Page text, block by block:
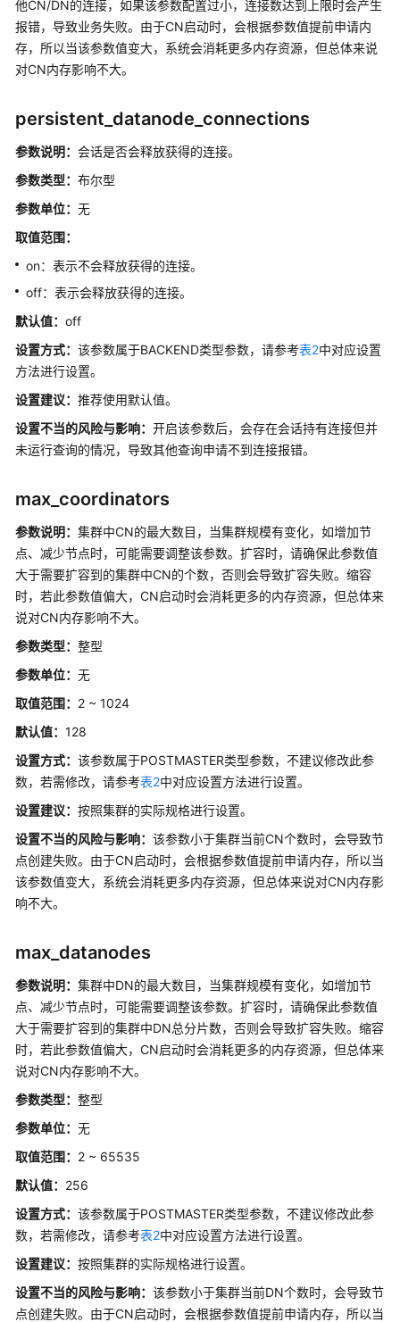
最
佳
实
践
用
自
定
函
数
存
储
过
自
治
务
统
和
系
统
视
图
Schema
置
运
数
查
看
数
置
数
GUC
参
数
说
GUC
说
明
文
件
位
他CN/DN的连接，如果该参数配置过小，连接数达到上限时会产生
报错，导致业务失败。由于CN启动时，会根据参数值提前申请内
存，所以当该参数值变大，系统会消耗更多内存资源，但总体来说
对CN内存影响不大。
persistent_datanode_connections
参数说明： 会话是否会释放获得的连接。
参数类型： 布尔型
参数单位： 无
取值范围：
on：表示不会释放获得的连接。
off：表示会释放获得的连接。
默认值： off
设置方式： 该参数属于BACKEND类型参数，请参考表2中对应设置
方法进行设置。
设置建议： 推荐使用默认值。
设置不当的风险与影响： 开启该参数后，会存在会话持有连接但并
未运行查询的情况，导致其他查询申请不到连接报错。
max_coordinators
参数说明： 集群中CN的最大数目，当集群规模有变化，如增加节
点、减少节点时，可能需要调整该参数。扩容时，请确保此参数值
大于需要扩容到的集群中CN的个数，否则会导致扩容失败。缩容
时，若此参数值偏大，CN启动时会消耗更多的内存资源，但总体来
说对CN内存影响不大。
参数类型： 整型
参数单位： 无
取值范围： 2 ~ 1024
默认值： 128
设置方式： 该参数属于POSTMASTER类型参数，不建议修改此参
数，若需修改，请参考表2中对应设置方法进行设置。
设置建议： 按照集群的实际规格进行设置。
设置不当的风险与影响： 该参数小于集群当前CN个数时，会导致节
点创建失败。由于CN启动时，会根据参数值提前申请内存，所以当
该参数值变大，系统会消耗更多内存资源，但总体来说对CN内存影
响不大。
max_datanodes
参数说明： 集群中DN的最大数目，当集群规模有变化，如增加节
点、减少节点时，可能需要调整该参数。扩容时，请确保此参数值
大于需要扩容到的集群中DN总分片数，否则会导致扩容失败。缩容
时，若此参数值偏大，CN启动时会消耗更多的内存资源，但总体来
说对CN内存影响不大。
参数类型： 整型
参数单位： 无
取值范围： 2 ~ 65535
默认值： 256
设置方式： 该参数属于POSTMASTER类型参数，不建议修改此参
数，若需修改，请参考表2中对应设置方法进行设置。
设置建议： 按照集群的实际规格进行设置。
设置不当的风险与影响： 该参数小于集群当前DN个数时，会导致节
点创建失败。由于CN启动时，会根据参数值提前申请内存，所以当